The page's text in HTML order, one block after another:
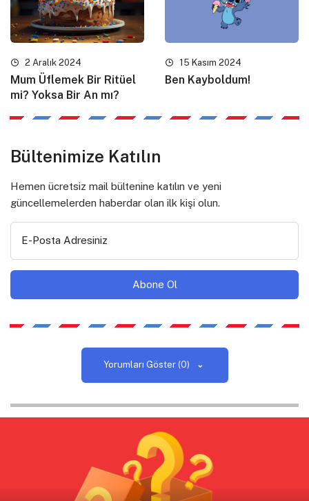
2 Aralık 2024
Mum Üflemek Bir Ritüel
mi? Yoksa Bir An mı?
15 Kasım 2024
Ben Kayboldum!
Bültenimize Katılın
Hemen ücretsiz mail bültenine katılın ve yeni
güncellemelerden haberdar olan ilk kişi olun.
E-Posta Adresiniz
Yorumları Göster (0)